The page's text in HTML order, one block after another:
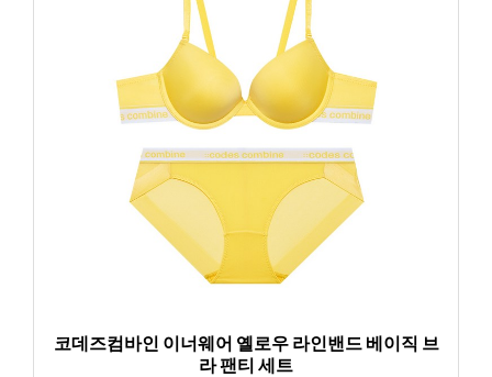
코데즈컴바인 이너웨어 옐로우 라인밴드 베이직 브
라 팬티 세트